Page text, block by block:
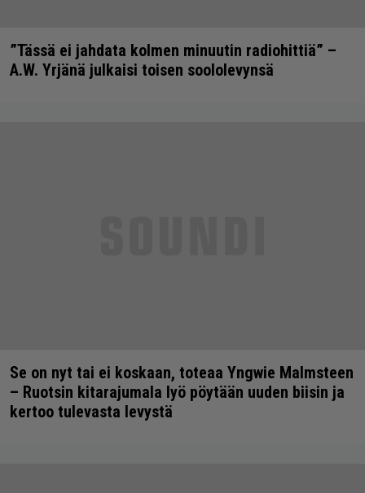
”Tässä ei jahdata kolmen minuutin radiohittiä” –
A.W. Yrjänä julkaisi toisen soololevynsä
Se on nyt tai ei koskaan, toteaa Yngwie Malmsteen
– Ruotsin kitarajumala lyö pöytään uuden biisin ja
kertoo tulevasta levystä